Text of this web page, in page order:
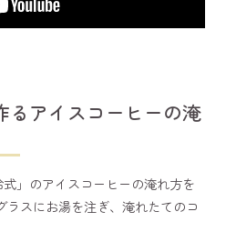
るアイスコーヒーの淹
」のアイスコーヒーの淹れ方を
ラスにお湯を注ぎ、淹れたてのコ